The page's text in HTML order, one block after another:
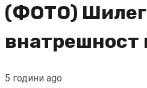
(ФОТО)
внатрешност
5 години ago